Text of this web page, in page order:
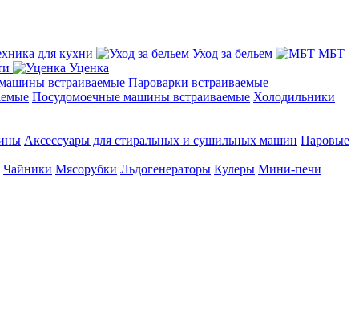
для кухни Уход за бельем
МБТ
Уценка
встраиваемые Пароварки встраиваемые
Посудомоечные машины встраиваемые Холодильники
Аксессуары для стиральных и сушильных машин Паровые
Чайники Мясорубки Льдогенераторы Кулеры Мини-печи